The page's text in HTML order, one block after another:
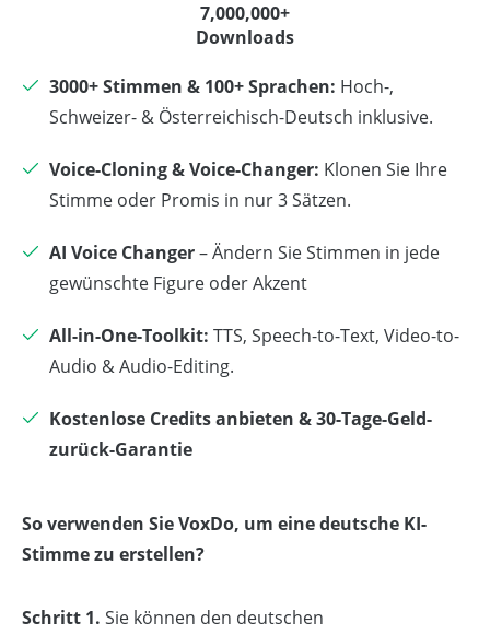
7,000,000+
Downloads
3000+ Stimmen & 100+ Sprachen: Hoch-,
Schweizer- & Österreichisch-Deutsch inklusive.
Voice-Cloning & Voice-Changer: Klonen Sie Ihre
Stimme oder Promis in nur 3 Sätzen.
AI Voice Changer– Ändern Sie Stimmen in jede
gewünschte Figure oder Akzent
All-in-One-Toolkit: TTS, Speech-to-Text, Video-to-
Audio & Audio-Editing.
Kostenlose Credits anbieten & 30-Tage-Geld-
zurück-Garantie
So verwenden Sie VoxDo, um eine deutsche KI-
Stimme zu erstellen?
Schritt 1. Sie können den deutschen